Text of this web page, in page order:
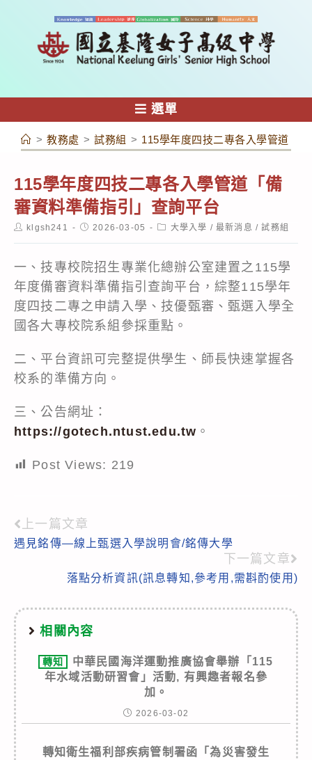
容
選單
> 教務處 > 試務組 > 115學年度四技二專各入學管道「
115學年度四技二專各入學管道「備
審資料準備指引」查詢平台
Postklgsh241
Post2026-03-05
Post大學入學 / 最新消息 / 試務組
一、技專校院招生專業化總辦公室建置之115學
年度備審資料準備指引查詢平台，綜整115學年
度四技二專之申請入學、技優甄審、甄選入學全
國各大專校院系組參採重點。
二、平台資訊可完整提供學生、師長快速掌握各
校系的準備方向。
三、公告網址：
https://gotech.ntust.edu.tw 。
Post Views: 219
Read
more
articles
上一篇文章
遇見銘傳—線上甄選入學說明會/銘傳大學
下一篇文章
落點分析資訊(訊息轉知,參考用,需斟酌使用)
相關內容
轉知
中華民國海洋運動推廣協會舉辦「115
年水域活動研習會」活動, 有興趣者報名參
加。
2026-03-02
轉知衛生福利部疾病管制署函「為災害發生